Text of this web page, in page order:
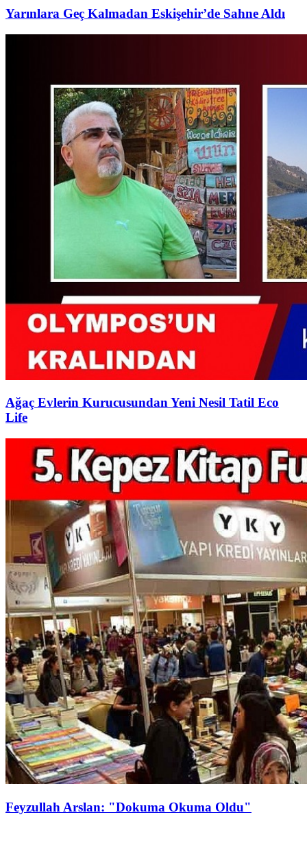
Yarınlara Geç Kalmadan Eskişehir’de Sahne Aldı
Ağaç Evlerin Kurucusundan Yeni Nesil Tatil Eco
Life
Feyzullah Arslan: "Dokuma Okuma Oldu"